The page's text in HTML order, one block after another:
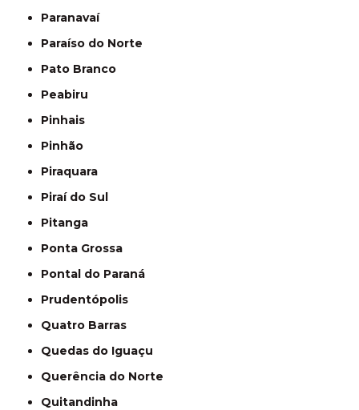
Paranavaí
Paraíso do Norte
Pato Branco
Peabiru
Pinhais
Pinhão
Piraquara
Piraí do Sul
Pitanga
Ponta Grossa
Pontal do Paraná
Prudentópolis
Quatro Barras
Quedas do Iguaçu
Querência do Norte
Quitandinha